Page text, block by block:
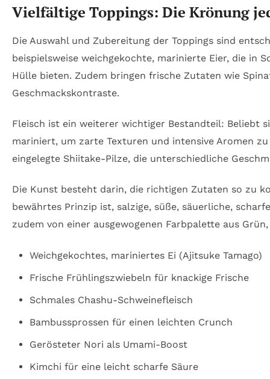
Vielfältige Toppings: Die Krönung
Die Auswahl und Zubereitung der Toppings sind
beispielsweise weichgekochte, marinierte Eier, die in
Hülle bieten. Zudem bringen frische Zutaten wie
Geschmackskontraste.
Fleisch ist ein weiterer wichtiger Bestandteil: Beliebt
mariniert, um zarte Texturen und intensive Aromen
eingelegte Shiitake-Pilze, die unterschiedliche
Die Kunst besteht darin, die richtigen Zutaten so zu
bewährtes Prinzip ist, salzige, süße, säuerliche,
zudem von einer ausgewogenen Farbpalette aus
Weichgekochtes, mariniertes Ei (Ajitsuke Tamago)
Frische Frühlingszwiebeln für knackige Frische
Schmales Chashu-Schweinefleisch
Bambussprossen für einen leichten Crunch
Gerösteter Nori als Umami-Boost
Kimchi für eine leicht scharfe Säure